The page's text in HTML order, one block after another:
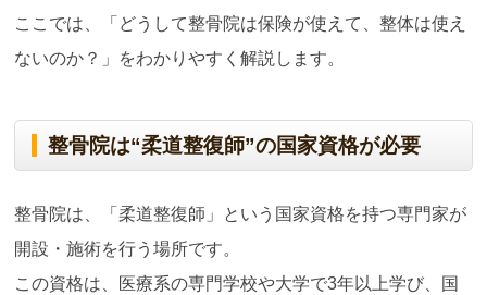
ここでは、「どうして整骨院は保険が使えて、整体は使え
ないのか？」をわかりやすく解説します。
整骨院は“柔道整復師”の国家資格が必要
整骨院は、「柔道整復師」という国家資格を持つ専門家が
開設・施術を行う場所です。
この資格は、医療系の専門学校や大学で3年以上学び、国